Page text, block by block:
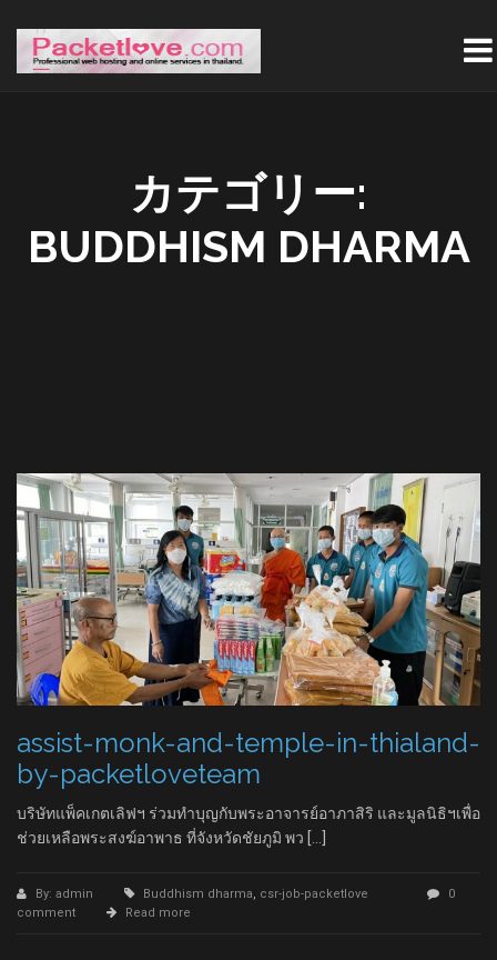
カテゴリー:
BUDDHISM DHARMA
assist-monk-and-temple-in-thialand-
by-packetloveteam
บริษัทแพ็คเกตเลิฟฯ ร่วมทำบุญกับพระอาจารย์อาภาสิริ และมูลนิธิฯ​เพื่อ
ช่วยเหลือพระสงฆ์อาพาธ​ ที่จังหวัดชัยภูมิ พว […]
By: admin Buddhism dharma, csr-job-packetlove
0
comment
Read more